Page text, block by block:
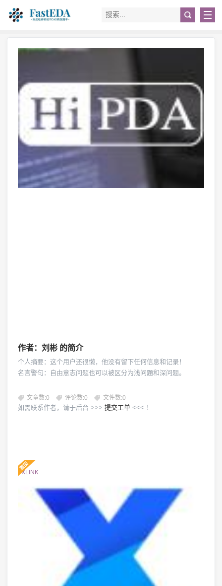
作者：刘彬 的简介
个人摘要：这个用户还很懒，他没有留下任何信息和记录！
名言警句：
自由意志问题也可以被区分为浅问题和深问题。
文章数:0 评论数:0 文件数:0
如需联系作者，请于后台 >>> 提交工单<<< ！
#XLINK